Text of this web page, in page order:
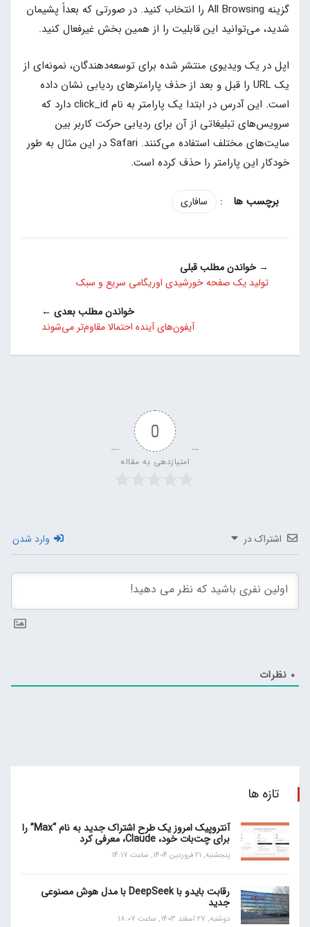
گزینه All Browsing را انتخاب کنید. در صورتی که بعداً پشیمان
شدید، می‌توانید این قابلیت را از همین بخش غیرفعال کنید.
اپل در یک ویدیوی منتشر شده برای توسعه‌دهندگان، نمونه‌ای از
یک URL را قبل و بعد از حذف پارامترهای ردیابی نشان داده
است. این آدرس در ابتدا یک پارامتر به نام click_id دارد که
سرویس‌های تبلیغاتی از آن برای ردیابی حرکت کاربر بین
سایت‌های مختلف استفاده می‌کنند. Safari در این مثال به طور
خودکار این پارامتر را حذف کرده است.
: سافاری
→ خواندن مطلب قبلی
تولید یک صفحه خورشیدی اوریگامی سریع و سبک
خواندن مطلب بعدی ←
آیفون‌های آینده احتمالا مقاوم‌تر می‌شوند
0
امتیازدهی به مقاله
اشتراک در وارد شدن
0 نظرات
تازه ها
آنتروپیک امروز یک طرح اشتراک جدید به نام “Max” را
برای چت‌بات خود، Claude، معرفی کرد
پنجشنبه, 21 فروردین 1404, ساعت 14:17
رقابت بایدو با DeepSeek با مدل هوش مصنوعی
جدید
دوشنبه, 27 اسفند 1403, ساعت 18:07